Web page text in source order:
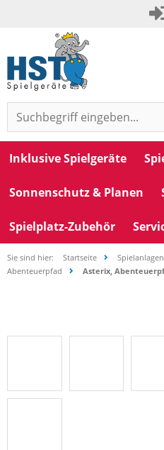
Inklusive Spielgeräte
Sonnenschutz & Planen
Spielplatz-Zubehör
Sie sind hier: Startseite Spielanlagen
Abenteuerpfad
Asterix,